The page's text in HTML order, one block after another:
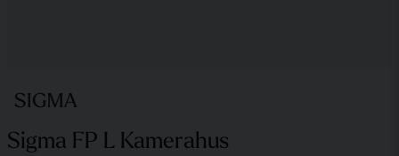
Sigma FP L Kamerahus